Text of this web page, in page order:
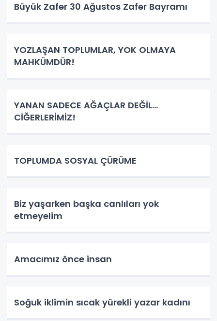
Büyük Zafer 30 Ağustos Zafer Bayramı
YOZLAŞAN TOPLUMLAR, YOK OLMAYA
MAHKÜMDÜR!
YANAN SADECE AĞAÇLAR DEĞİL…
CİĞERLERİMİZ!
TOPLUMDA SOSYAL ÇÜRÜME
Biz yaşarken başka canlıları yok
etmeyelim
Amacımız önce insan
Soğuk iklimin sıcak yürekli yazar kadını